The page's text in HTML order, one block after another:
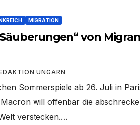
MIGRATION
Säuberungen“ von
UNGARN
Sommerspiele ab 26. Juli in
will offenbar die
verstecken.…